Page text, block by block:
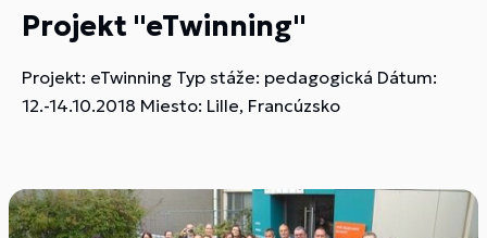
Projekt "eTwinning"
Projekt: eTwinning Typ stáže: pedagogická Dátum:
12.-14.10.2018 Miesto: Lille, Francúzsko